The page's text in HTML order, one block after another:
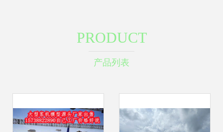
PRODUCT
产品列表